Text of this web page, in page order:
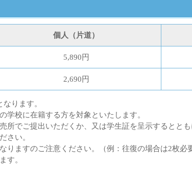
個人（片道）
5,890円
2,690円
ります。
学校に在籍する方を対象といたします。
所でご提出いただくか、又は学生証を呈示するとと
さい。
ますのご注意ください。（例：往復の場合は2枚必
す。